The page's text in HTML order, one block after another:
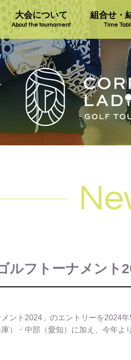
大会について
About the tournament
組合せ・
Time
ルフトーナメント
ント2024」のエントリーを2024
）・中部（愛知）に加え、今年よ